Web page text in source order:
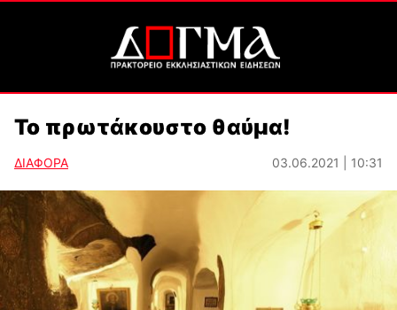
Το πρωτάκουστο θαύμα!
ΔΙΑΦΟΡΑ 03.06.2021 | 10:31